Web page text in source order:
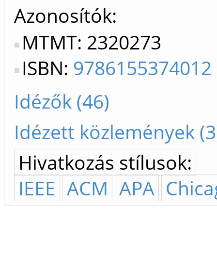
Azonosítók
MTMT: 2320273
ISBN: 9786155374012
Idézők (46)
Idézett közlemények
Hivatkozás stílusok:
IEEE ACM APA